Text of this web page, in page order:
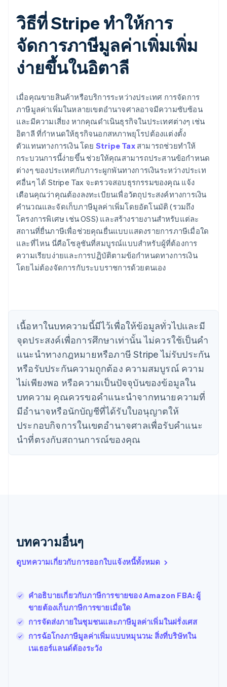
วิธีที่ Stripe ทำให้การ
จัดการภาษีมูลค่าเพิ่มเพิ่ม
ง่ายขึ้นในอิตาลี
เมื่อคุณขายสินค้าหรือบริการระหว่างประเทศ การจัดการ
ภาษีมูลค่าเพิ่มในหลายเขตอำนาจศาลอาจมีความซับซ้อน
และมีความเสี่ยง หากคุณดำเนินธุรกิจในประเทศต่างๆ เช่น
อิตาลี ที่กำหนดให้ธุรกิจนอกสหภาพยุโรปต้องแต่งตั้ง
ตัวแทนทางการเงิน โดย Stripe Taxสามารถช่วยทำให้
กระบวนการนี้ง่ายขึ้น ช่วยให้คุณสามารถประสานข้อกำหนด
ต่างๆ ของประเทศกับภาระผูกพันทางการเงินระหว่างประเท
ศอื่นๆ ได้ Stripe Tax จะตรวจสอบธุรกรรมของคุณ แจ้ง
เตือนคุณว่าคุณต้องลงทะเบียนเพื่อวัตถุประสงค์ทางการเงิน
คำนวณและจัดเก็บภาษีมูลค่าเพิ่มโดยอัตโนมัติ (รวมถึง
โครงการพิเศษ เช่น OSS) และสร้างรายงานสำหรับแต่ละ
สถานที่ยื่นภาษีเพื่อช่วยคุณยื่นแบบแสดงรายการภาษีเมื่อใด
และที่ไหน นี่คือโซลูชันที่สมบูรณ์แบบสำหรับผู้ที่ต้องการ
ความเรียบง่ายและการปฏิบัติตามข้อกำหนดทางการเงิน
โดยไม่ต้องจัดการกับระบบราชการด้วยตนเอง
เนื้อหาในบทความนี้มีไว้เพื่อให้ข้อมูลทั่วไปและมี
จุดประสงค์เพื่อการศึกษาเท่านั้น ไม่ควรใช้เป็นคํา
แนะนําทางกฎหมายหรือภาษี Stripe ไม่รับประกัน
หรือรับประกันความถูกต้อง ความสมบูรณ์ ความ
ไม่เพียงพอ หรือความเป็นปัจจุบันของข้อมูลใน
บทความ คุณควรขอคําแนะนําจากทนายความที่
มีอํานาจหรือนักบัญชีที่ได้รับใบอนุญาตให้
ประกอบกิจการในเขตอํานาจศาลเพื่อรับคําแนะ
นําที่ตรงกับสถานการณ์ของคุณ
บทความอื่นๆ
ดูบทความเกี่ยวกับการออกใบแจ้งหนี้ทั้งหมด
คำอธิบายเกี่ยวกับภาษีการขายของ Amazon FBA: ผู้
ขายต้องเก็บภาษีการขายเมื่อใด
การจัดส่งภายในชุมชนและภาษีมูลค่าเพิ่มในฝรั่งเศส
การฉ้อโกงภาษีมูลค่าเพิ่มแบบหมุนวน: สิ่งที่บริษัทใน
เนเธอร์แลนด์ต้องระวัง
กรีซ
แคนาดา
English
โครเอเชีย
EnglishItaliano
จีนแผ่นดินใหญ่
ไซปรัส
English
ญี่ปุ่น
日本語English
เดนมาร์ก
English
ไทย
ไทย English
นอร์เวย์
บัลแกเรีย
English
เบลเยียม
Português English
โปแลนด์
English
ฝรั่งเศส
FrançaisEnglish
ฟินแลนด์
EnglishSvenska